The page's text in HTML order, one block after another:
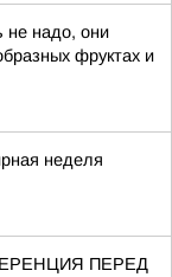
не надо, они
фруктах и
неделя
ПЕРЕД